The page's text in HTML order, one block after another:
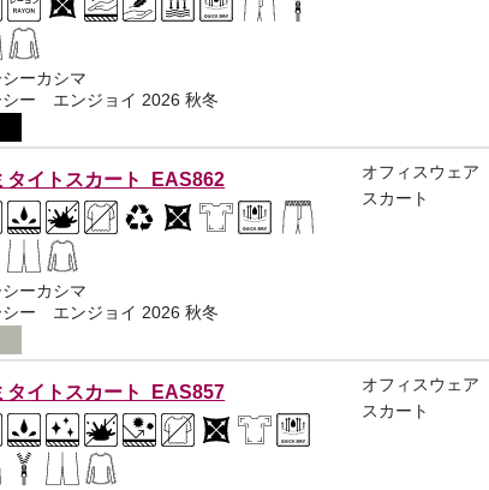
ーカシマ
シー エンジョイ 2026 秋冬
タイトスカート EAS862
ーカシマ
シー エンジョイ 2026 秋冬
オフィスウェア
スカート
タイトスカート EAS857
オフィスウェア
スカート